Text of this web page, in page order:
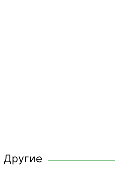
Другие